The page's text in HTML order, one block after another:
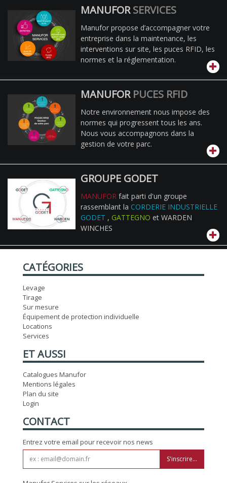
MANUFORSERVICES
Manufor propose d’accompagner votre
entreprise dans la maintenance, les
interventions sur site, les puces RFID, les
normes et la réglementation.
MANUFOR PUCES RFID
Notre environnement nous impose des
normes qui progressent tous les ans.
Nous vous accompagnons dans la
gestion de votre parc.
GROUPE GODET
MANUFORfait parti d'un groupe
rassemblant la CORDERIE INDUSTRIELLE
GODET , GATTEGNO et WARDEN
WINCHES
CATÉGORIES
Levage
Tirage
Sur mesure
Équipement de protection individuelle
Locations
Services
ET AUSSI
Catalogues Manufor
Mentions légales
Plan du site
Login
CONTACT
Entrez votre email pour recevoir nos news
S'inscrire...